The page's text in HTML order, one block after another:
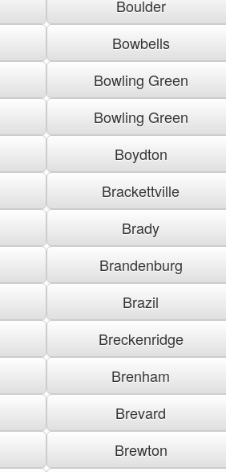
Boulder
Bowbells
Bowling Green
Bowling Green
Boydton
Brackettville
Brady
Brandenburg
Brazil
Breckenridge
Brenham
Brevard
Brewton